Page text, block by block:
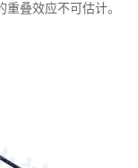
叠效应不可估计。